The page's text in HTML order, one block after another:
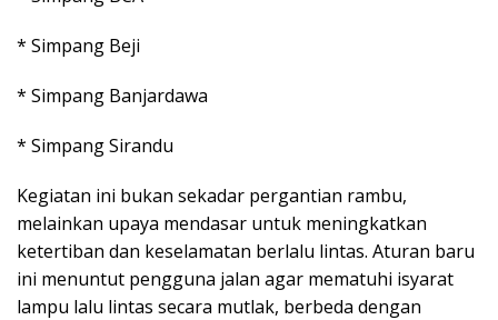
* Simpang Beji
* Simpang Banjardawa
* Simpang Sirandu
Kegiatan ini bukan sekadar pergantian rambu,
melainkan upaya mendasar untuk meningkatkan
ketertiban dan keselamatan berlalu lintas. Aturan baru
ini menuntut pengguna jalan agar mematuhi isyarat
lampu lalu lintas secara mutlak, berbeda dengan